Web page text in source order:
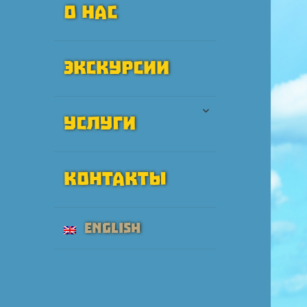
О нас
Экскурсии
Услуги
раскрыть
Контакты
English